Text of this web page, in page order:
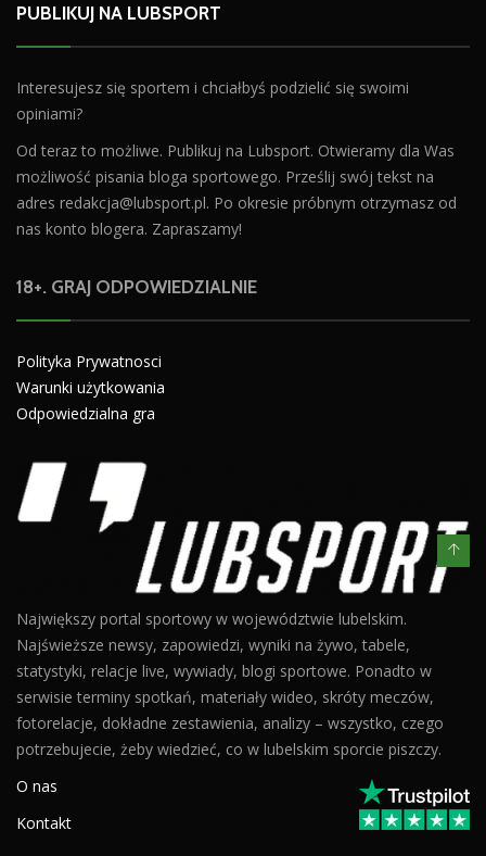
PUBLIKUJ NA LUBSPORT
Interesujesz się sportem i chciałbyś podzielić się swoimi
opiniami?
Od teraz to możliwe. Publikuj na Lubsport. Otwieramy dla Was
możliwość pisania bloga sportowego. Prześlij swój tekst na
adres redakcja@lubsport.pl. Po okresie próbnym otrzymasz od
nas konto blogera. Zapraszamy!
18+. GRAJ ODPOWIEDZIALNIE
Polityka Prywatnosci
Warunki użytkowania
Odpowiedzialna gra
Największy portal sportowy w województwie lubelskim.
Najświeższe newsy, zapowiedzi, wyniki na żywo, tabele,
statystyki, relacje live, wywiady, blogi sportowe. Ponadto w
serwisie terminy spotkań, materiały wideo, skróty meczów,
fotorelacje, dokładne zestawienia, analizy – wszystko, czego
potrzebujecie, żeby wiedzieć, co w lubelskim sporcie piszczy.
O nas
Kontakt